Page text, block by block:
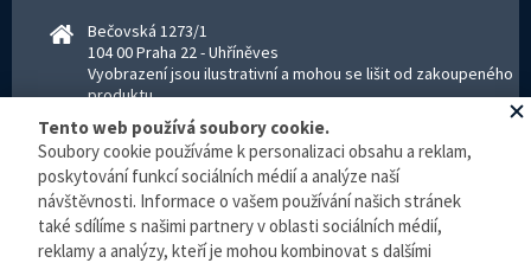
Bečovská 1273/1
104 00 Praha 22 - Uhříněves
Vyobrazení jsou ilustrativní a mohou se lišit od zakoupeného
produktu.
www.sokra.cz│www.haier-klimatizace.cz
Otevírací doba
Pondělí–Pátek 8–16:30 hodin - kancelář
Pondělí–pátek 8–16:00 hodin - sklad
Tento web používá soubory cookie.
Soubory cookie používáme k personalizaci obsahu a reklam,
poskytování funkcí sociálních médií a analýze naší
návštěvnosti. Informace o vašem používání našich stránek
také sdílíme s našimi partnery v oblasti sociálních médií,
reklamy a analýzy, kteří je mohou kombinovat s dalšími